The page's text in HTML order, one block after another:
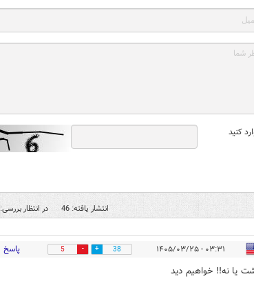
کنید
انتشار یافته: 46 در انتظار بررسی: 0
۰۳:۳۱ - ۱۴۰۵/۰۳/۲۵ 38
5 پاسخ
یا نه!! خواهیم دید